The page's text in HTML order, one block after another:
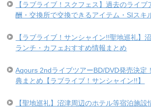
【ラブライブ！スクフェス】過去のライ
酬・交換所で交換できるアイテム・SIスキ
【ラブライブ！サンシャイン!!聖地巡礼】
ランチ・カフェおすすめ情報まとめ
Aqours 2ndライブツアーBD/DVD発売決定
典まとめ【ラブライブ！サンシャイン!!】
【聖地巡礼】沼津周辺のホテル等宿泊施設